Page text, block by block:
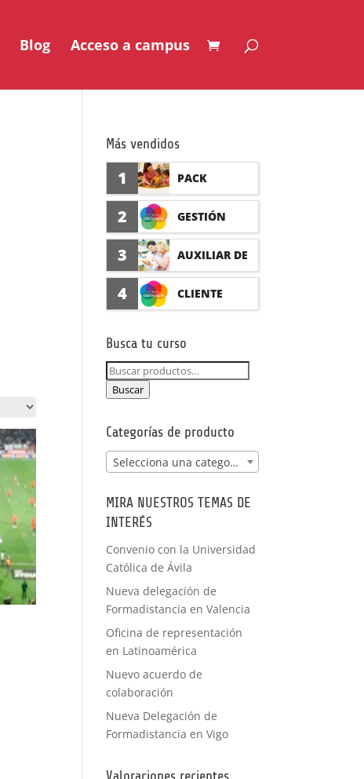
Blog Acceso a campus
Más vendidos
1 PACK
AUXILIAR DE
GUARDERÍA
CON
2 GESTIÓN
SEGURO DE
ACCIDENTES
(PRÁCTICAS
FORMATIVAS)
3 AUXILIAR DE
FARMACIA Y
IA CON
PRÁCTICAS
4 CLIENTE
Busca tu curso
Buscar
por:
Buscar
Categorías de producto
Selecciona una categoría
MIRA NUESTROS TEMAS DE
INTERÉS
Convenio con la Universidad
Católica de Ávila
Nueva delegación de
Formadistancia en Valencia
Oficina de representación
en Latinoamérica
Nuevo acuerdo de
colaboración
Nueva Delegación de
Formadistancia en Vigo